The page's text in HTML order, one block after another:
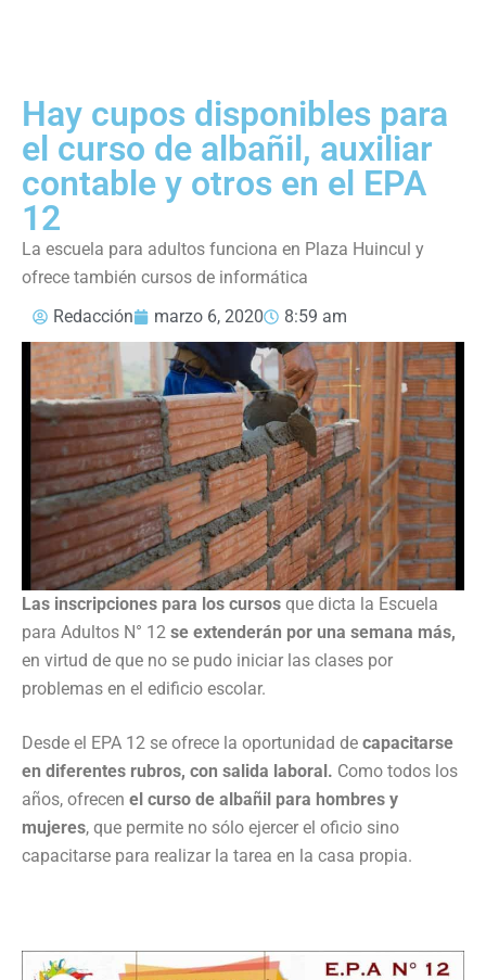
Hay cupos disponibles para
el curso de albañil, auxiliar
contable y otros en el EPA
12
La escuela para adultos funciona en Plaza Huincul y
ofrece también cursos de informática
Redacción
marzo 6, 2020 8:59 am
Las inscripciones para los cursos que dicta la Escuela
para Adultos N° 12 se extenderán por una semana más,
en virtud de que no se pudo iniciar las clases por
problemas en el edificio escolar.
Desde el EPA 12 se ofrece la oportunidad de capacitarse
en diferentes rubros, con salida laboral. Como todos los
años, ofrecen el curso de albañil para hombres y
mujeres, que permite no sólo ejercer el oficio sino
capacitarse para realizar la tarea en la casa propia.